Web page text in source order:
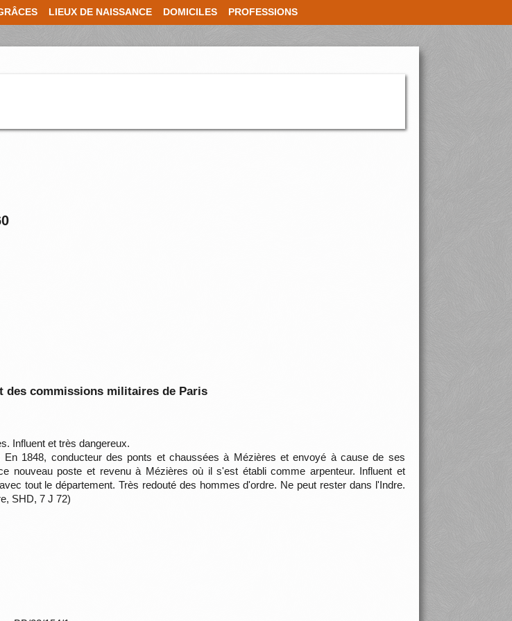
LIEUX DE NAISSANCE DOMICILES PROFESSIONS
des commissions militaires de Paris
Influent et très dangereux.
En 1848, conducteur des ponts et chaussées à Mézières et envoyé à cause de ses
nouveau poste et revenu à Mézières où il s'est établi comme arpenteur. Influent et
tout le département. Très redouté des hommes d'ordre. Ne peut rester dans l'Indre.
SHD, 7 J 72)